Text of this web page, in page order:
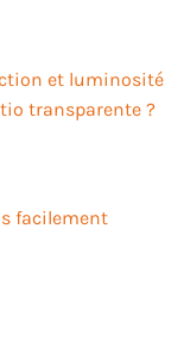
et luminosité
transparente ?
facilement